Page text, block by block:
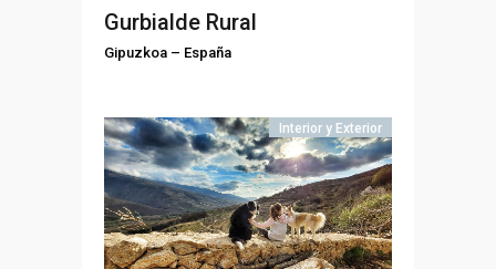
Gurbialde Rural
Gipuzkoa – España
Interior y Exterior